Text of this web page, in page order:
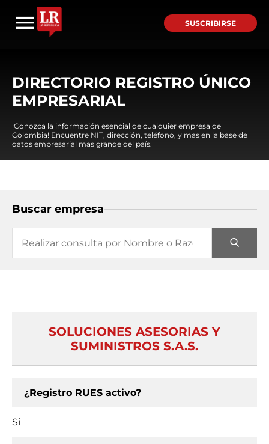
SUSCRIBIRSE
DIRECTORIO REGISTRO ÚNICO
EMPRESARIAL
¡Conozca la información esencial de cualquier empresa de
Colombia! Encuentre NIT, dirección, teléfono, y mas en la base de
datos empresarial mas grande del país.
Buscar empresa
SOLUCIONES ASESORIAS Y
SUMINISTROS S.A.S.
¿Registro RUES activo?
Si